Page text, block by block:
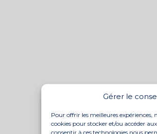
Gérer le
Pour offrir les meilleures expériences,
cookies pour stocker et/ou accéder
consentir à ces technologies nous